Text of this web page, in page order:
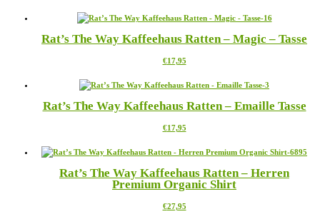
Produktseite
werden
weist
Varianten
Die
können
der
gewählt
Rat’s The Way Kaffeehaus Ratten – Magic – Tasse
€17,95Dieses
weist
Varianten
Die
können
der
Produktseite
werden
Rat’s The Way Kaffeehaus Ratten – Emaille Tasse
€17,95Dieses
weist
Varianten
auf.
Optionen
Rat’s The Way Kaffeehaus Ratten – Herren
Premium Organic Shirt
€27,95Dieses